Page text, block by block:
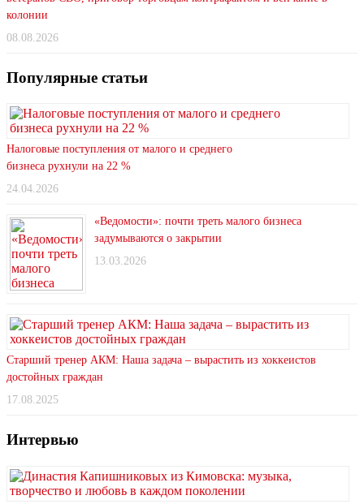
колонии
08.08.2026
Популярные статьи
Налоговые поступления от малого и среднего
бизнеса рухнули на 22 %
24.04.2026
«Ведомости»: почти треть малого бизнеса
задумываются о закрытии
13.03.2026
Старший тренер АКМ: Наша задача – вырастить из хоккеистов
достойных граждан
17.08.2025
Интервью